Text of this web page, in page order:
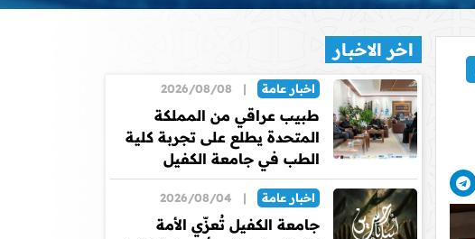
اخر الاخبار
اخبار عامة |
2026/08/08
طبيب عراقي من المملكة
المتحدة يطلع على تجربة كلية
الطب في جامعة الكفيل
اخبار عامة |
2026/08/04
جامعة الكفيل تُعزّي الأمة